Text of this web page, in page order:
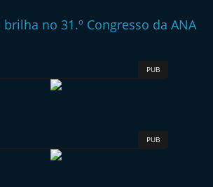
brilha no 31.º Congresso da ANA
PUB
PUB